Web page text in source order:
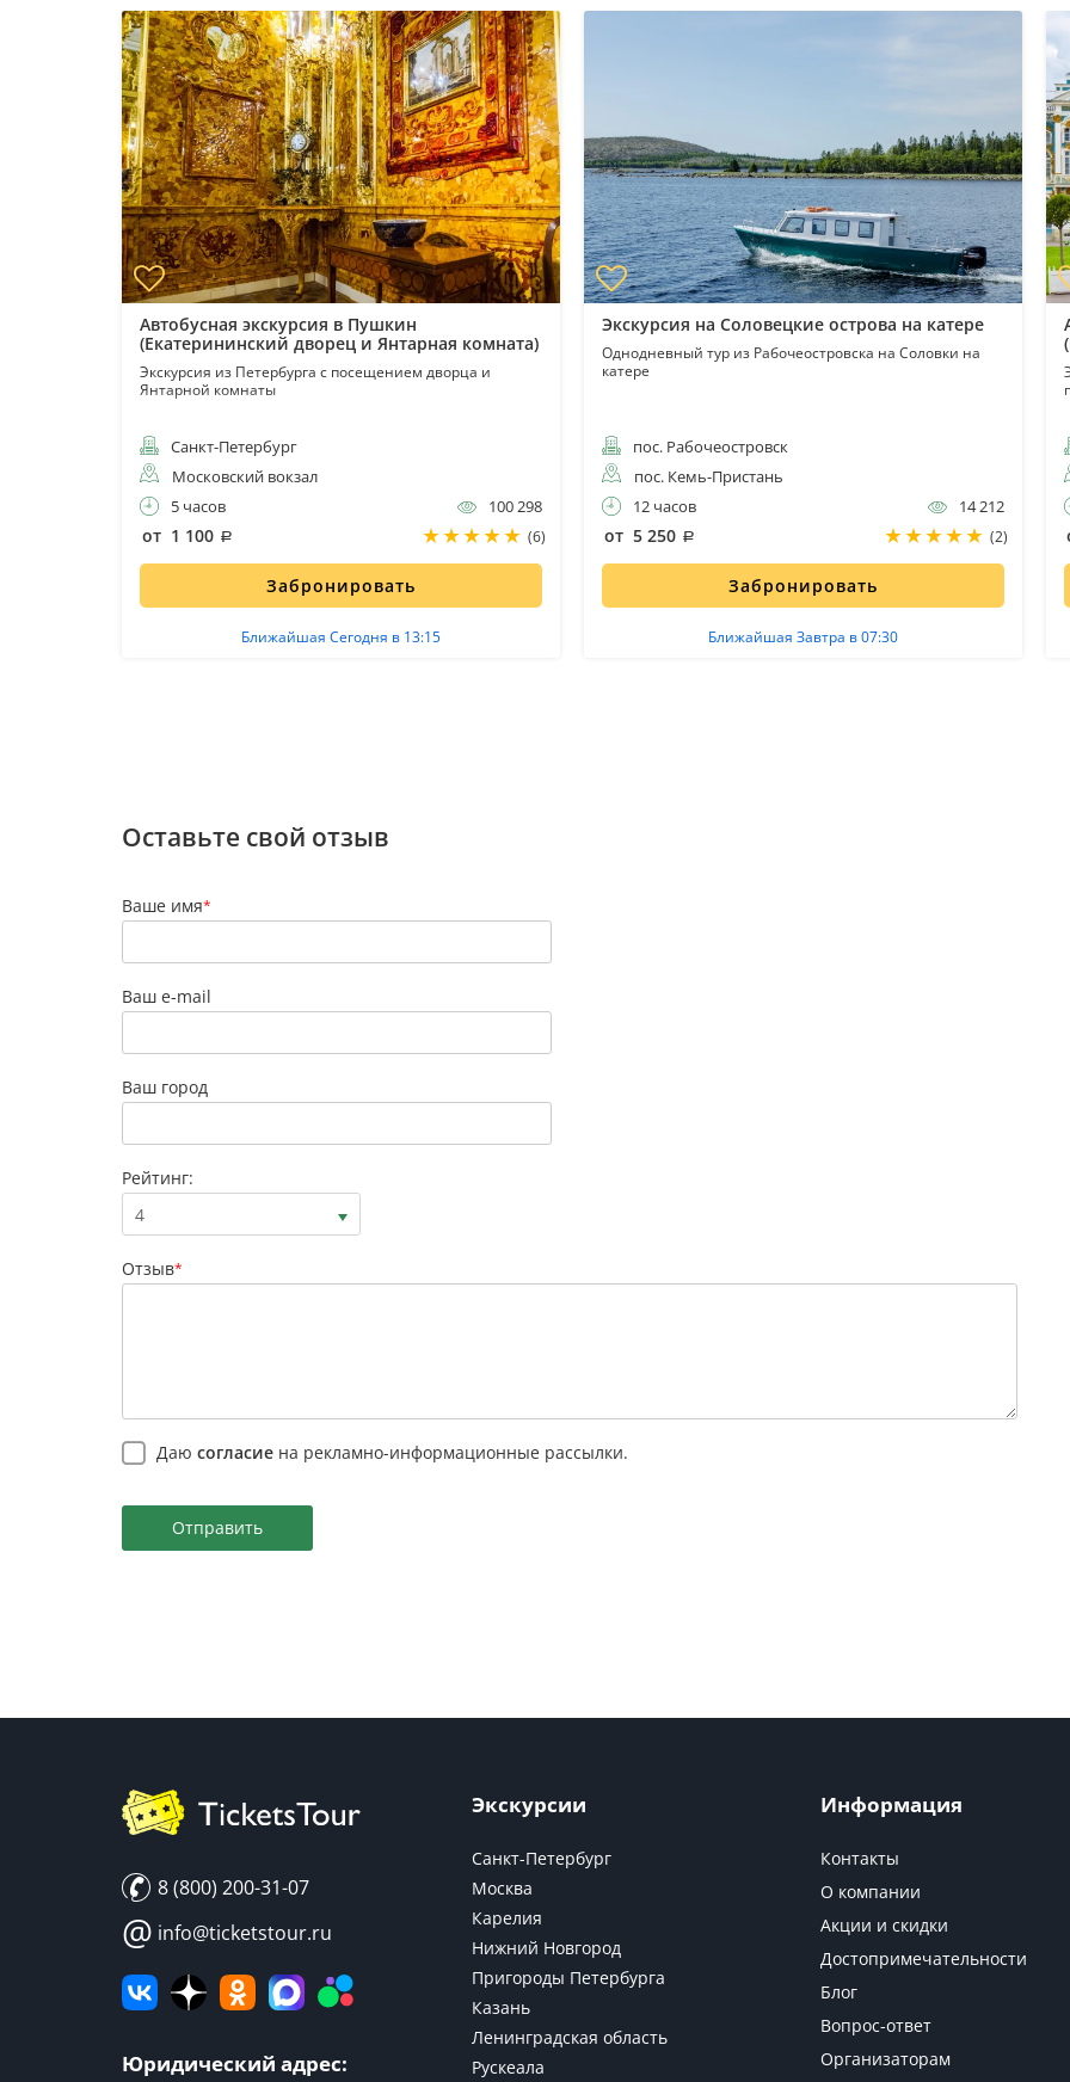
Автобусная экскурсия в Пушкин
(Екатерининский дворец и Янтарная комната)
Экскурсия из Петербурга с посещением дворца и
Янтарной комнаты
Санкт-Петербург
Московский вокзал
5 часов
100 298
от 1 100 (6)
Забронировать
Ближайшая Сегодня в 13:15
Экскурсия на Соловецкие острова на катере
Однодневный тур из Рабочеостровска на Соловки на
катере
пос. Рабочеостровск
пос. Кемь-Пристань
12 часов
14 212
от 5 250 (2)
Забронировать
Ближайшая Завтра в 07:30
Оставьте свой отзыв
Ваше имя*
Ваш e-mail
Ваш город
Рейтинг:
4
Отзыв*
Даю согласие на рекламно-информационные рассылки.
Отправить
8 (800) 200-31-07
@ info@ticketstour.ru
Юридический адрес:
Экскурсии
Санкт-Петербург
Москва
Карелия
Нижний Новгород
Пригороды Петербурга
Казань
Ленинградская область
Рускеала
Информация
Контакты
О компании
Акции и скидки
Достопримечательности
Блог
Вопрос-ответ
Организаторам